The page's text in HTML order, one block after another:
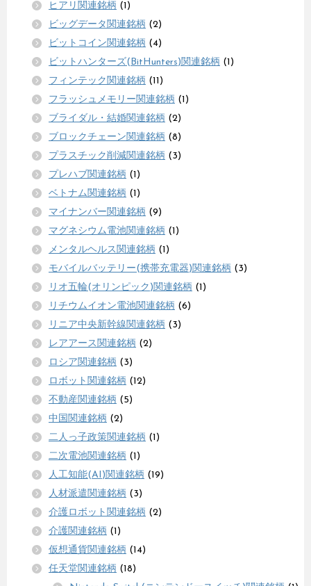
ヒアリ関連銘柄 (1)
ビッグデータ関連銘柄 (2)
ビットコイン関連銘柄 (4)
ビットハンターズ(BitHunters)関連銘柄 (1)
フィンテック関連銘柄 (11)
フラッシュメモリー関連銘柄 (1)
ブライダル・結婚関連銘柄 (2)
ブロックチェーン関連銘柄 (8)
プラスチック削減関連銘柄 (3)
プレハブ関連銘柄 (1)
ベトナム関連銘柄 (1)
マイナンバー関連銘柄 (9)
マグネシウム電池関連銘柄 (1)
メンタルヘルス関連銘柄 (1)
モバイルバッテリー(携帯充電器)関連銘柄 (3)
リオ五輪(オリンピック)関連銘柄 (1)
リチウムイオン電池関連銘柄 (6)
リニア中央新幹線関連銘柄 (3)
レアアース関連銘柄 (2)
ロシア関連銘柄 (3)
ロボット関連銘柄 (12)
不動産関連銘柄 (5)
中国関連銘柄 (2)
二人っ子政策関連銘柄 (1)
二次電池関連銘柄 (1)
人工知能(AI)関連銘柄 (19)
人材派遣関連銘柄 (3)
介護ロボット関連銘柄 (2)
介護関連銘柄 (1)
仮想通貨関連銘柄 (14)
任天堂関連銘柄 (18)